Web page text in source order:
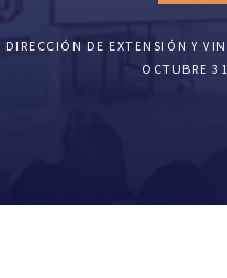
DIRECCIÓN DE EXTENSIÓN Y
OCTUBRE